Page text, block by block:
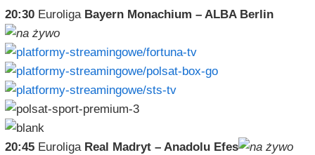
20:30Euroliga Bayern Monachium – ALBA Berlin
20:45Euroliga Real Madryt – Anadolu Efes